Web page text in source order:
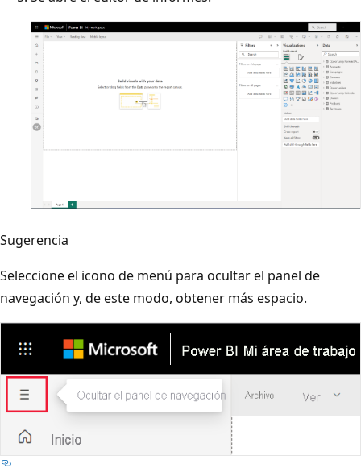
Sugerencia
Seleccione el icono de menú para ocultar el panel de
navegación y, de este modo, obtener más espacio.